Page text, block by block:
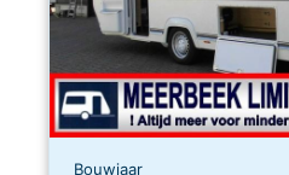
Bouwjaar